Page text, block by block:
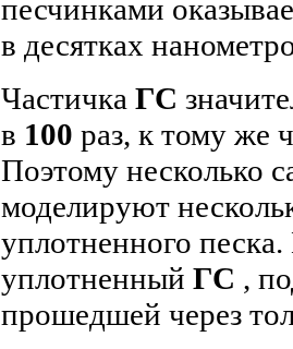
песчинками
в десятках
Частичка ГС
в 100 раз, к тому же
Поэтому несколько
моделируют
уплотненного
уплотненный ГС ,
прошедшей через